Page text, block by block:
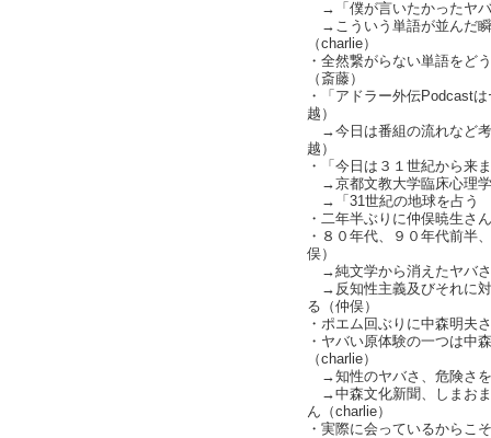
→「僕が言いたかったヤバ
→こういう単語が並んだ瞬
（charlie）
・全然繋がらない単語をど
（斎藤）
・「アドラー外伝Podcast
越）
→今日は番組の流れなど考
越）
・「今日は３１世紀から来
→京都文教大学臨床心理学
→「31世紀の地球を占う
・二年半ぶりに仲俣暁生さ
・８０年代、９０年代前半
俣）
→純文学から消えたヤバ
→反知性主義及びそれに対
る（仲俣）
・ポエム回ぶりに中森明夫
・ヤバい原体験の一つは中
（charlie）
→知性のヤバさ、危険さ
→中森文化新聞、しまおま
ん（charlie）
・実際に会っているからこ